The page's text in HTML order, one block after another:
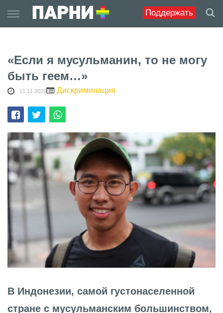
Поддержать
to
content
«Если я мусульманин, то не могу
быть геем…»
11.11.2019 Дискриминация
В Индонезии, самой густонаселенной
стране с мусульманским большинством,